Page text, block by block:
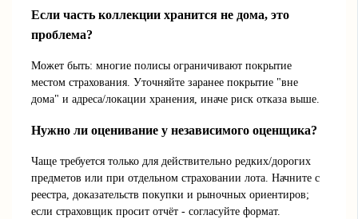
Если часть коллекции хранится не дома, это
проблема?
Может быть: многие полисы ограничивают покрытие
местом страхования. Уточняйте заранее покрытие "вне
дома" и адреса/локации хранения, иначе риск отказа выше.
Нужно ли оценивание у независимого оценщика?
Чаще требуется только для действительно редких/дорогих
предметов или при отдельном страховании лота. Начните с
реестра, доказательств покупки и рыночных ориентиров;
если страховщик просит отчёт - согласуйте формат.